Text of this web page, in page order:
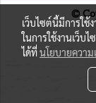
©
เว็บไซต์นี้มีการใ
ในการใช้งานเว็บ
ได้ที่นโยบายควา